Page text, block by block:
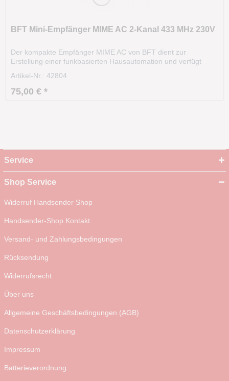
BFT Mini-Empfänger MIME AC 2-Kanal 433 MHz 230V
Der kompakte Empfänger MIME AC von BFT dient zur
Erstellung einer funkbasierten Hausautomation und verfügt
Technische Daten: Herstellernummer: D113824 Modell: MIME
AC Sendefrequenz: 433 MHz Kanäle: 2 Betriebsmodi:...
Artikel-Nr.: 42804
75,00 € *
Service
Shop Service
Widerruf Handsender Shop
Handsender-Shop Kontakt
Versand- und Zahlungsbedingungen
Rücksendung
Widerrufsrecht
Über uns
Allgemeine Geschäftsbedingungen (AGB)
Datenschutzerklärung
Impressum
Batterieverordnung